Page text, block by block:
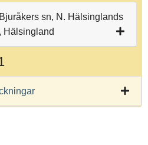
sn, N. Hälsinglands
Hälsingland